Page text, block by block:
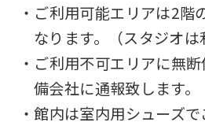
・ご利用可能エリアは2階
なります。（スタジオは
・ご利用不可エリアに無
備会社に通報致します。
・館内は室内用シューズで